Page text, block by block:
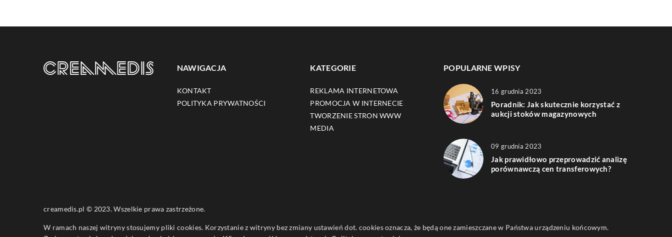
NAWIGACJA
KONTAKT
POLITYKA PRYWATNOŚCI
KATEGORIE
REKLAMA INTERNETOWA
PROMOCJA W INTERNECIE
TWORZENIE STRON WWW
MEDIA
POPULARNE WPISY
16 grudnia 2023
Poradnik: Jak skutecznie korzystać z
aukcji stoków magazynowych
09 grudnia 2023
Jak prawidłowo przeprowadzić analizę
porównawczą cen transferowych?
creamedis.pl © 2023. Wszelkie prawa zastrzeżone.
W ramach naszej witryny stosujemy pliki cookies. Korzystanie z witryny bez zmiany ustawień dot. cookies oznacza, że będą one zamieszczane w Państwa urządzeniu końcowym.